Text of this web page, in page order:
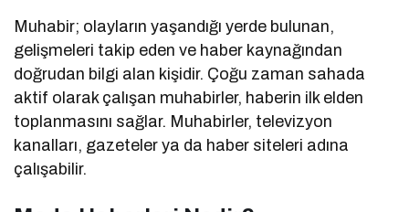
Muhabir; olayların yaşandığı yerde bulunan,
gelişmeleri takip eden ve haber kaynağından
doğrudan bilgi alan kişidir. Çoğu zaman sahada
aktif olarak çalışan muhabirler, haberin ilk elden
toplanmasını sağlar. Muhabirler, televizyon
kanalları, gazeteler ya da haber siteleri adına
çalışabilir.